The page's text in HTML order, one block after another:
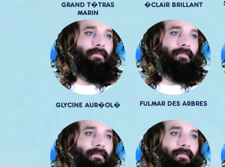
GRAND T�TRAS
MARIN
�CLAIR BRILLANT
GLYCINE AUR�OL� FULMAR DES ARBRES